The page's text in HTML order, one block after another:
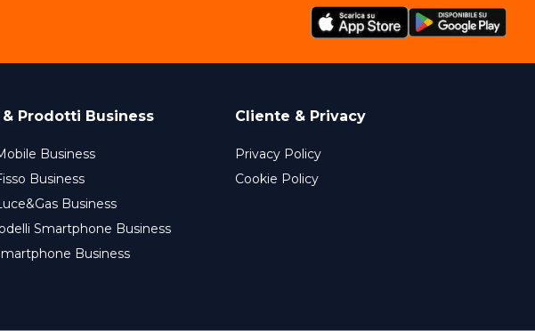
Prodotti Business
Business
Business
Business
Smartphone Business
Business
Cliente & Privacy
Privacy Policy
Cookie Policy